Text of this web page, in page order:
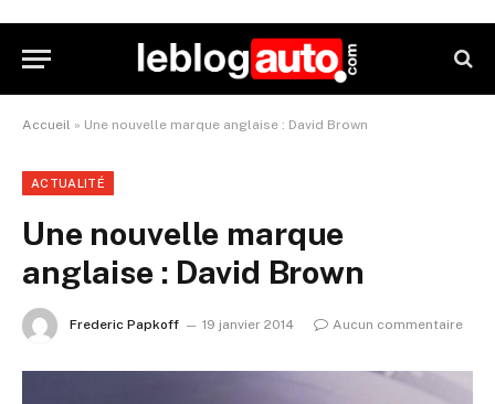
Accueil » Une nouvelle marque anglaise : David Brown
ACTUALITÉ
Une nouvelle marque
anglaise : David Brown
Frederic Papkoff 19 janvier 2014 Aucun commentaire